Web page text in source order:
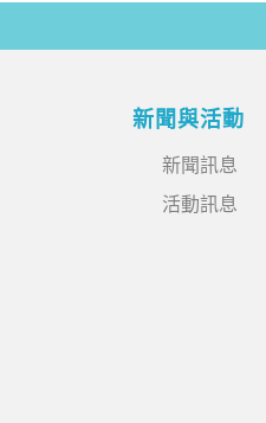
新聞與活動
新聞訊息
活動訊息